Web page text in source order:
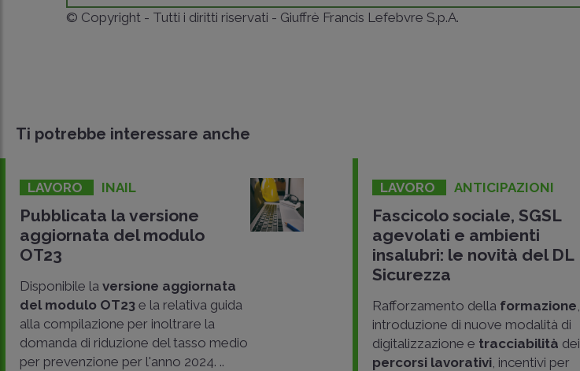
© Copyright - Tutti i diritti riservati - Giuffrè Francis Lefebvre S.p.A.
Ti potrebbe interessare anche
LAVORO INAIL
Pubblicata la versione
aggiornata del modulo
OT23
Disponibile la versione aggiornata
del modulo OT23 e la relativa guida
alla compilazione per inoltrare la
domanda di riduzione del tasso medio
per prevenzione per l'anno 2024. ..
LAVORO ANTICIPAZIONI
Fascicolo sociale, SGSL
agevolati e ambienti
insalubri: le novità del DL
Sicurezza
Rafforzamento della formazione
introduzione di nuove modalità di
digitalizzazione e tracciabilità dei
percorsi lavorativi , incentivi per